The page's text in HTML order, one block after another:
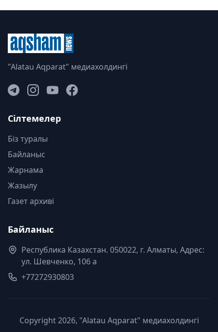
"Alatau Aqparat" медиахолдингі
Сілтемелер
Біз туралы
Байланыс
Жарнама
Жазылу
Газет архиві
Байланыс
Республика Казахстан. 050022, г. Алматы, Адрес:
ул. Шевченко, 106 а
+77272930803
Copyright 2026, "Alatau Aqparat" медиахолдингі